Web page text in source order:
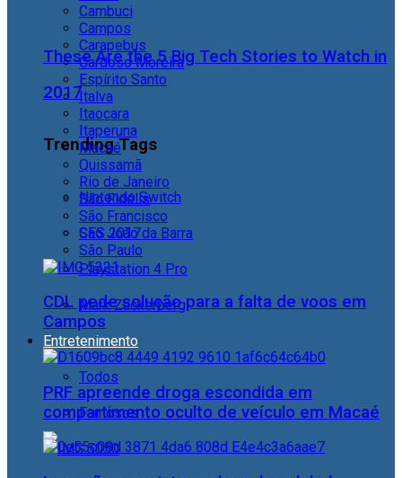
These Are the 5 Big Tech Stories to Watch in
2017
Trending Tags
Nintendo Switch
CES 2017
Playstation 4 Pro
Mark Zuckerberg
Entretenimento
Todos
Famosos
Cambuci
Campos
Carapebus
Cardoso Moreira
Espírito Santo
Italva
Itaocara
Itaperuna
Macaé
Quissamã
Rio de Janeiro
São Fidélis
São Francisco
São João da Barra
São Paulo
CDL pede solução para a falta de voos em
Campos
PRF apreende droga escondida em
compartimento oculto de veículo em Macaé